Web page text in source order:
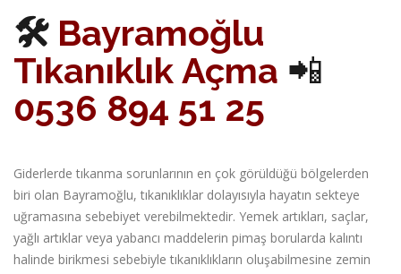
🛠️ Bayramoğlu
Tıkanıklık Açma 📲
0536 894 51 25
Giderlerde tıkanma sorunlarının en çok görüldüğü bölgelerden
biri olan Bayramoğlu, tıkanıklıklar dolayısıyla hayatın sekteye
uğramasına sebebiyet verebilmektedir. Yemek artıkları, saçlar,
yağlı artıklar veya yabancı maddelerin pimaş borularda kalıntı
halinde birikmesi sebebiyle tıkanıklıkların oluşabilmesine zemin